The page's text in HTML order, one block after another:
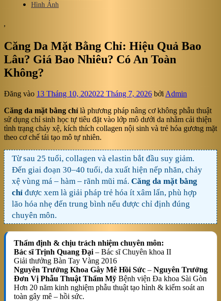
Hình Ảnh
,
Căng Da Mặt Bằng Chỉ: Hiệu Quả Bao
Lâu? Giá Bao Nhiêu? Có An Toàn
Không?
Đăng vào 13 Tháng 10, 202022 Tháng 7, 2026 bởi Admin
Căng da mặt bằng chỉ là phương pháp nâng cơ không phẫu thuật
sử dụng chỉ sinh học tự tiêu đặt vào lớp mô dưới da nhằm cải thiện
tình trạng chảy xệ, kích thích collagen nội sinh và trẻ hóa gương mặt
theo cơ chế tái tạo mô tự nhiên.
Từ sau 25 tuổi, collagen và elastin bắt đầu suy giảm.
Đến giai đoạn 30–40 tuổi, da xuất hiện nếp nhăn, chảy
xệ vùng má – hàm – rãnh mũi má. Căng da mặt bằng
chỉ được xem là giải pháp trẻ hóa ít xâm lấn, phù hợp
lão hóa nhẹ đến trung bình nếu được chỉ định đúng
chuyên môn.
Thẩm định & chịu trách nhiệm chuyên môn:
Bác sĩ Trịnh Quang Đại – Bác sĩ Chuyên khoa II
Giải thưởng Bàn Tay Vàng 2016
Nguyên Trưởng Khoa Gây Mê Hồi Sức – Nguyên Trưởng
Đơn Vị Phẫu Thuật Thẩm Mỹ Bệnh viện Đa khoa Sài Gòn
Hơn 20 năm kinh nghiệm phẫu thuật tạo hình & kiểm soát an
toàn gây mê – hồi sức.